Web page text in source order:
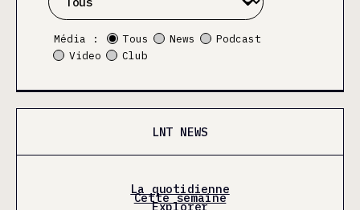
Média : Tous News
Podcast
Video
Club
LNT NEWS
La quotidienne
Cette semaine
Explorer